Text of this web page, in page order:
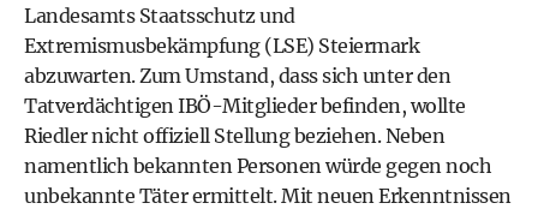
Landesamts Staatsschutz und
Extremismusbekämpfung (LSE) Steiermark
abzuwarten. Zum Umstand, dass sich unter den
Tatverdächtigen IBÖ-Mitglieder befinden, wollte
Riedler nicht offiziell Stellung beziehen. Neben
namentlich bekannten Personen würde gegen noch
unbekannte Täter ermittelt. Mit neuen Erkenntnissen